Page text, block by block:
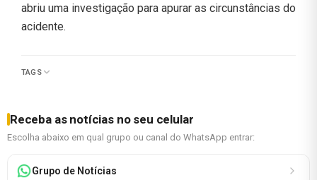
abriu uma investigação para apurar as circunstâncias do
acidente.
TAGS
Receba as notícias no seu celular
Escolha abaixo em qual grupo ou canal do WhatsApp entrar:
Grupo de Notícias